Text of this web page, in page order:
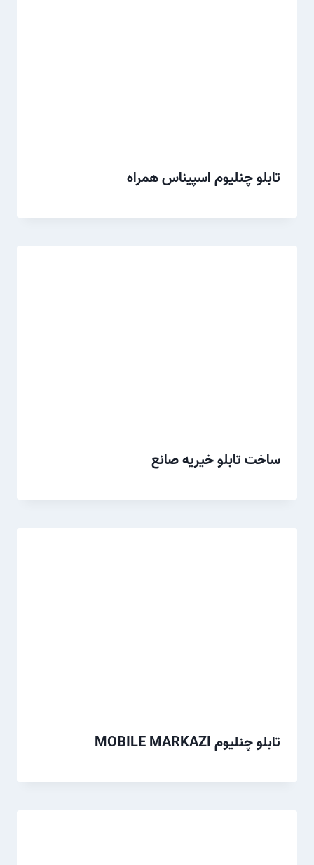
تابلو چنلیوم اسپیناس همراه
ساخت تابلو خیریه صانع
تابلو چنلیوم MOBILE MARKAZI